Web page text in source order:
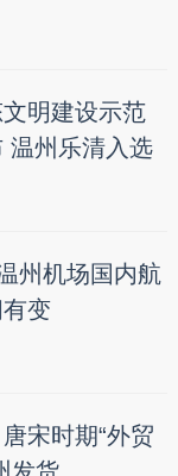
明建设示范
温州乐清入选
州机场国内航
变
宋时期“外贸